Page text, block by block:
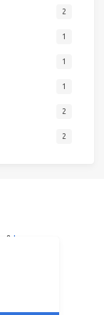
2
1
1
1
2
2
& Icarus